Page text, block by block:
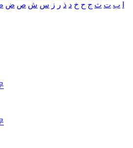
ب ت ث ج ح خ د ذ ر ز س ش ص ض